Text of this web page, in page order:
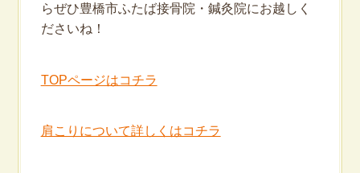
らぜひ豊橋市ふたば接骨院・鍼灸院にお越しく
ださいね！
TOPページはコチラ
肩こりについて詳しくはコチラ